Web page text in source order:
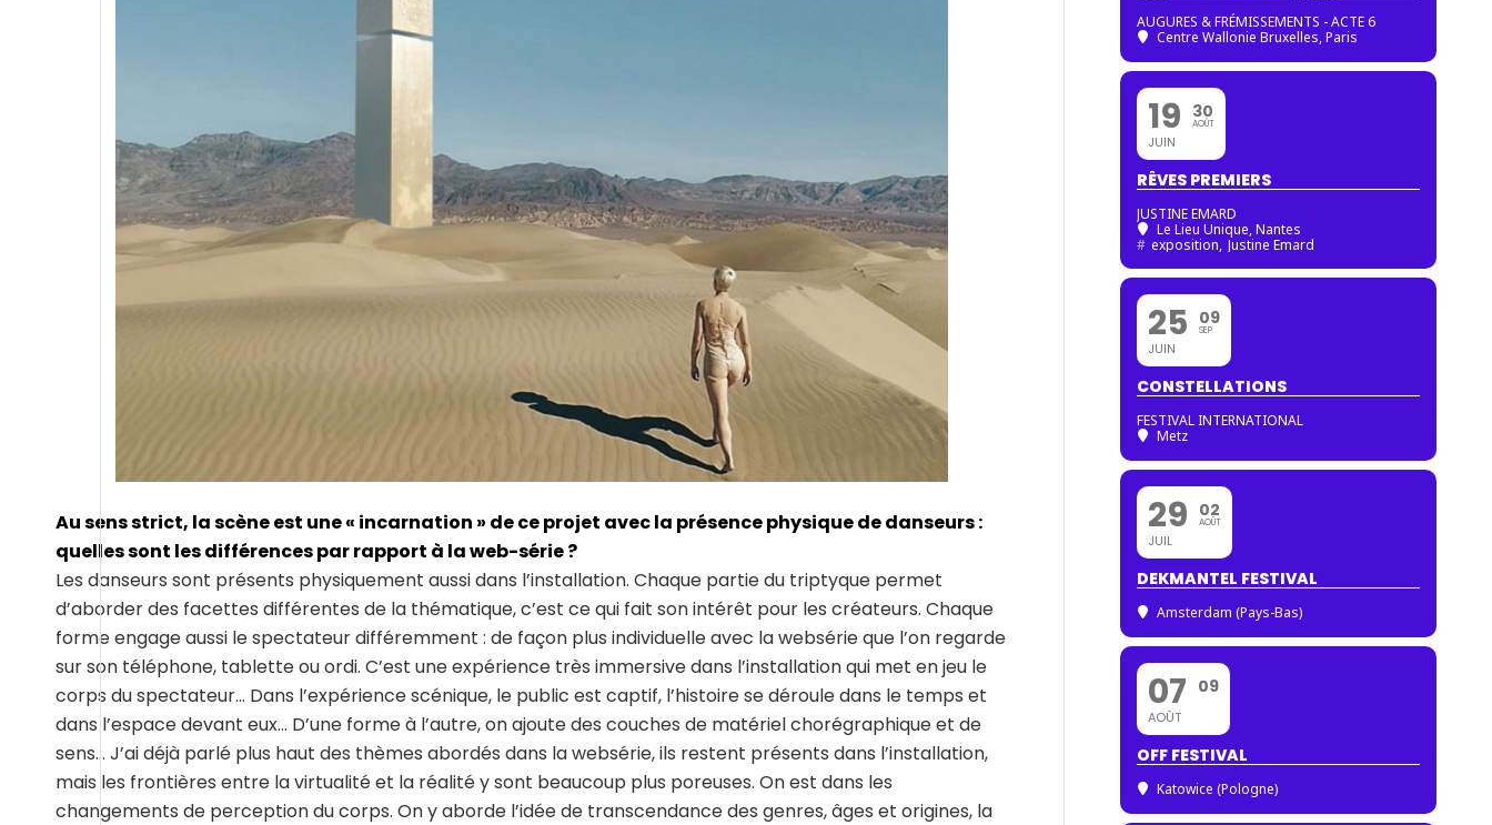
Au sens strict, la scène est une « incarnation » de ce projet avec la présence physique de danseurs :
quelles sont les différences par rapport à la web-série ?
Les danseurs sont présents physiquement aussi dans l’installation. Chaque partie du triptyque permet
d’aborder des facettes différentes de la thématique, c’est ce qui fait son intérêt pour les créateurs. Chaque
forme engage aussi le spectateur différemment : de façon plus individuelle avec la websérie que l’on regarde
sur son téléphone, tablette ou ordi. C’est une expérience très immersive dans l’installation qui met en jeu le
corps du spectateur… Dans l’expérience scénique, le public est captif, l’histoire se déroule dans le temps et
dans l’espace devant eux… D’une forme à l’autre, on ajoute des couches de matériel chorégraphique et de
sens… J’ai déjà parlé plus haut des thèmes abordés dans la websérie, ils restent présents dans l’installation,
mais les frontières entre la virtualité et la réalité y sont beaucoup plus poreuses. On est dans les
changements de perception du corps. On y aborde l’idée de transcendance des genres, âges et origines, la
AUGURES & FRÉMISSEMENTS - ACTE 6
Centre Wallonie Bruxelles, Paris
19
JUIN
30
AOÛT
RÊVES PREMIERS
JUSTINE EMARD
Le Lieu Unique, Nantes
# exposition, Justine Emard
25
JUIN
09
SEP
CONSTELLATIONS
FESTIVAL INTERNATIONAL
Metz
29
JUIL
02
AOÛT
DEKMANTEL FESTIVAL
Amsterdam (Pays-Bas)
07
AOÛT
09
OFF FESTIVAL
Katowice (Pologne)